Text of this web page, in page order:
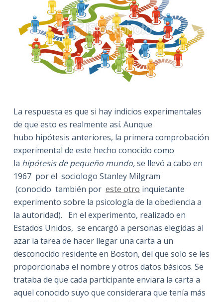
La respuesta es que si hay indicios experimentales
de que esto es realmente así. Aunque
hubo hipótesis anteriores, la primera comprobación
experimental de este hecho conocido como
la hipótesis de pequeño mundo,se llevó a cabo en
1967 por el sociologo Stanley Milgram
(conocido también por este otro inquietante
experimento sobre la psicología de la obediencia a
la autoridad). En el experimento, realizado en
Estados Unidos, se encargó a personas elegidas al
azar la tarea de hacer llegar una carta a un
desconocido residente en Boston, del que solo se les
proporcionaba el nombre y otros datos básicos. Se
trataba de que cada participante enviara la carta a
aquel conocido suyo que considerara que tenía más